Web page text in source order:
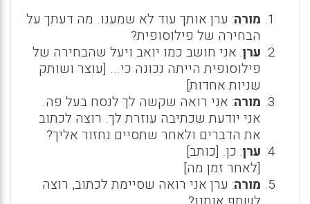
מורה: ערן אותך עוד לא שמענו. מה דעתך על
הבחירה של פילוסופית?
ערן: אני חושב כמו יואב ויעל שהבחירה של
פילוסופית הייתה נכונה כי... [עוצר ושותק
שניות אחדות]
מורה: אני רואה שקשה לך לנסח בעל פה.
אני יודעת שכתיבה עוזרת לך. רוצה לכתוב
את הדברים ולאחר שתסיים נחזור אליך?
ערן: כן. [כותב]
[לאחר זמן מה]
מורה: ערן אני רואה שסיימת לכתוב, רוצה